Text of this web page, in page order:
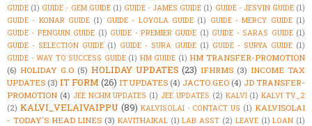
GUIDE (1) GUIDE - GEM GUIDE (1) GUIDE - JAMES GUIDE (1) GUIDE - JESVIN GUIDE (1)
GUIDE - KONAR GUIDE (1) GUIDE - LOYOLA GUIDE (1) GUIDE - MERCY GUIDE (1)
GUIDE - PENGUIN GUIDE (1) GUIDE - PREMIER GUIDE (1) GUIDE - SARAS GUIDE (1)
GUIDE - SELECTION GUIDE (1) GUIDE - SURA GUIDE (1) GUIDE - SURYA GUIDE (1)
GUIDE - WAY TO SUCCESS GUIDE (1) HM GUIDE (1) HM TRANSFER-PROMOTION
(6) HOLIDAY G.O (5) HOLIDAY UPDATES (23) IFHRMS (3) INCOME TAX
UPDATES (3) IT FORM (26) IT UPDATES (4) JACTO GEO (4) JD TRANSFER-
PROMOTION (4) JEE NCHM UPDATES (1) JEE UPDATES (2) KALVI (1) KALVI TV_2
(2) KALVI_VELAIVAIPPU (89) KALVISOLAI - CONTACT US (1) KALVISOLAI
- TODAY'S HEAD LINES (3) KAVITHAIKAL (1) LAB ASST (2) LEAVE (1) LOAN (1)